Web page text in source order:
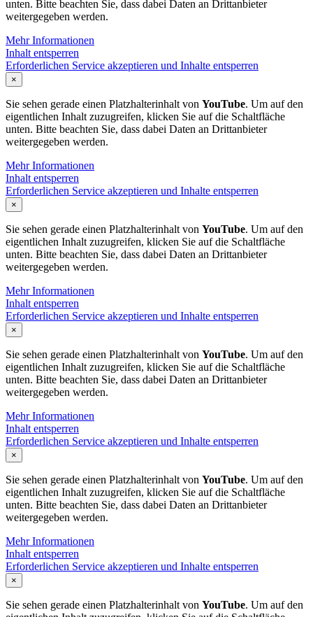
unten. Bitte beachten Sie, dass dabei Daten an Drittanbieter
weitergegeben werden.
Mehr Informationen
Inhalt entsperren
Erforderlichen Service akzeptieren und Inhalte entsperren
×
Sie sehen gerade einen Platzhalterinhalt von YouTube. Um auf den
eigentlichen Inhalt zuzugreifen, klicken Sie auf die Schaltfläche
unten. Bitte beachten Sie, dass dabei Daten an Drittanbieter
weitergegeben werden.
Mehr Informationen
Inhalt entsperren
Erforderlichen Service akzeptieren und Inhalte entsperren
×
Sie sehen gerade einen Platzhalterinhalt von YouTube. Um auf den
eigentlichen Inhalt zuzugreifen, klicken Sie auf die Schaltfläche
unten. Bitte beachten Sie, dass dabei Daten an Drittanbieter
weitergegeben werden.
Mehr Informationen
Inhalt entsperren
Erforderlichen Service akzeptieren und Inhalte entsperren
×
Sie sehen gerade einen Platzhalterinhalt von YouTube. Um auf den
eigentlichen Inhalt zuzugreifen, klicken Sie auf die Schaltfläche
unten. Bitte beachten Sie, dass dabei Daten an Drittanbieter
weitergegeben werden.
Mehr Informationen
Inhalt entsperren
Erforderlichen Service akzeptieren und Inhalte entsperren
×
Sie sehen gerade einen Platzhalterinhalt von YouTube. Um auf den
eigentlichen Inhalt zuzugreifen, klicken Sie auf die Schaltfläche
unten. Bitte beachten Sie, dass dabei Daten an Drittanbieter
weitergegeben werden.
Mehr Informationen
Inhalt entsperren
Erforderlichen Service akzeptieren und Inhalte entsperren
×
Sie sehen gerade einen Platzhalterinhalt von YouTube. Um auf den